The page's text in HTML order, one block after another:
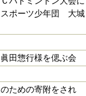
ポーツ少年団 大城
田惣行様を偲ぶ会
ための寄附をされ